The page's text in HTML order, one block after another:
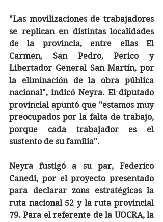
"Las movilizaciones de trabajadores
se replican en distintas localidades
de la provincia, entre ellas El
Carmen, San Pedro, Perico y
Libertador General San Martín, por
la eliminación de la obra pública
nacional", indicó Neyra. El diputado
provincial apuntó que "estamos muy
preocupados por la falta de trabajo,
porque cada trabajador es el
sustento de su familia".
Neyra fustigó a su par, Federico
Canedi, por el proyecto presentado
para declarar zons estratégicas la
ruta nacional 52 y la ruta provincial
79. Para el referente de la UOCRA, la